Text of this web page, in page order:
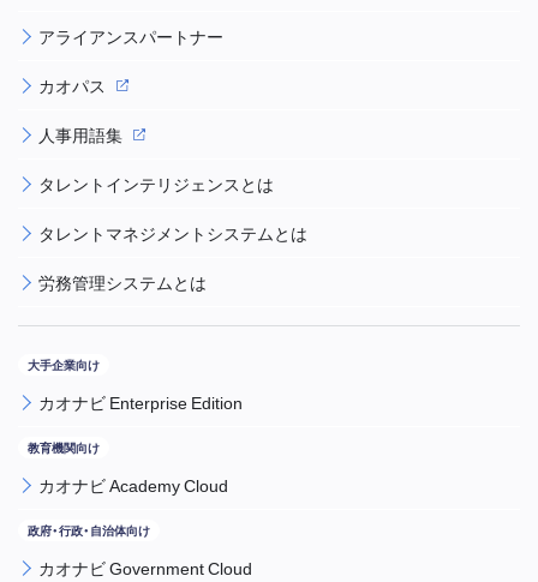
アライアンスパートナー
カオパス
人事用語集
タレントインテリジェンスとは
タレントマネジメントシステムとは
労務管理システムとは
カオナビ Enterprise Edition
カオナビ Academy Cloud
カオナビ Government Cloud